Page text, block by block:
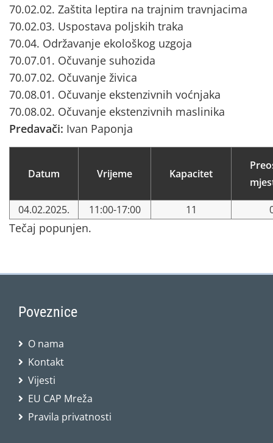
70.02.02. Zaštita leptira na trajnim travnjacima
70.02.03. Uspostava poljskih traka
70.04. Održavanje ekološkog uzgoja
70.07.01. Očuvanje suhozida
70.07.02. Očuvanje živica
70.08.01. Očuvanje ekstenzivnih voćnjaka
70.08.02. Očuvanje ekstenzivnih maslinika
Predavači: Ivan Paponja
Datum Vrijeme Kapacitet
04.02.2025. 11:00-17:00 11
Tečaj popunjen.
Poveznice
O nama
Kontakt
Vijesti
EU CAP Mreža
Pravila privatnosti